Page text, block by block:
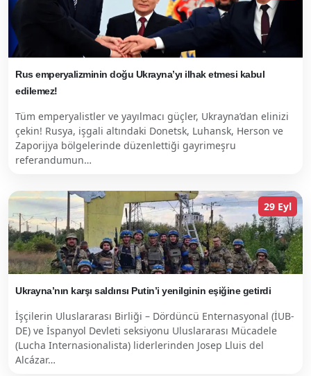
Rus emperyalizminin doğu Ukrayna’yı ilhak etmesi kabul
edilemez!
Tüm emperyalistler ve yayılmacı güçler, Ukrayna’dan elinizi
çekin! Rusya, işgali altındaki Donetsk, Luhansk, Herson ve
Zaporijya bölgelerinde düzenlettiği gayrimeşru
referandumun…
29 Eyl
Ukrayna’nın karşı saldırısı Putin’i yenilginin eşiğine getirdi
İşçilerin Uluslararası Birliği – Dördüncü Enternasyonal (İUB-
DE) ve İspanyol Devleti seksiyonu Uluslararası Mücadele
(Lucha Internasionalista) liderlerinden Josep Lluis del
Alcázar…